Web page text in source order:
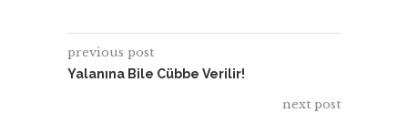
previous post
Yalanına Bile Cübbe Verilir!
next post